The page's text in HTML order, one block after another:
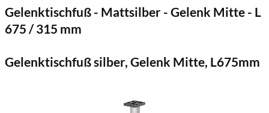
Gelenktischfuß - Mattsilber - Gelenk Mitte - L
675 / 315 mm
Gelenktischfuß silber, Gelenk Mitte, L675mm